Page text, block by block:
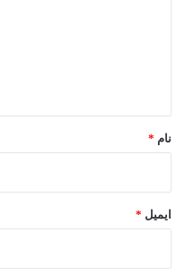
نام *
ایمیل *